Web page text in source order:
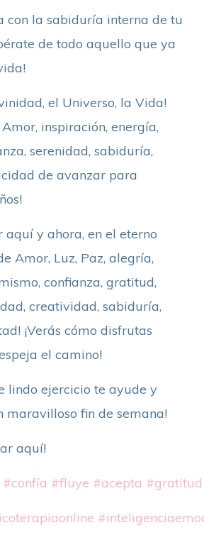
con la sabiduría interna de tu
de todo aquello que ya
el Universo, la Vida!
Amor, inspiración, energía,
serenidad, sabiduría,
de avanzar para
aquí y ahora, en el eterno
Amor, Luz, Paz, alegría,
confianza, gratitud,
creatividad, sabiduría,
¡Verás cómo disfrutas
el camino!
lindo ejercicio te ayude y
maravilloso fin de semana!
aquí!
#confía #fluye #acepta #gratitud